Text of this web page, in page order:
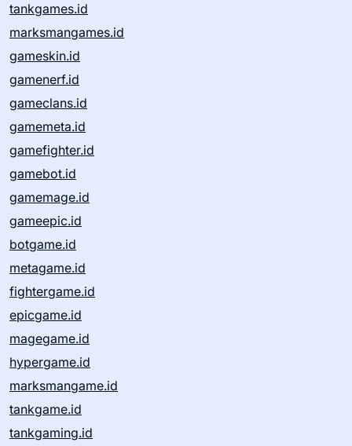
tankgames.id
marksmangames.id
gameskin.id
gamenerf.id
gameclans.id
gamemeta.id
gamefighter.id
gamebot.id
gamemage.id
gameepic.id
botgame.id
metagame.id
fightergame.id
epicgame.id
magegame.id
hypergame.id
marksmangame.id
tankgame.id
tankgaming.id